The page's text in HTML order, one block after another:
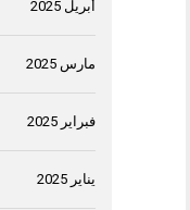
أبريل 2025
مارس 2025
فبراير 2025
يناير 2025